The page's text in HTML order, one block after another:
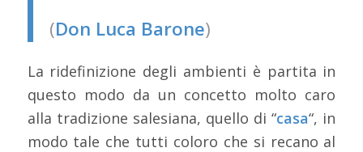
(Don Luca Barone)
La ridefinizione degli ambienti è partita in
questo modo da un concetto molto caro
alla tradizione salesiana, quello di “casa“, in
modo tale che tutti coloro che si recano al